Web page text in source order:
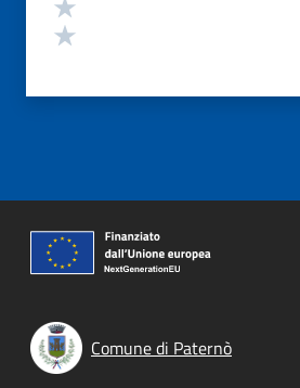
Comune di Paternò